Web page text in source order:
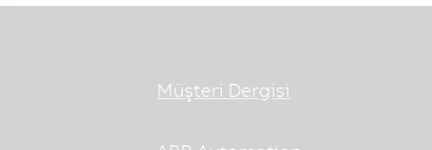
Müşteri Dergisi